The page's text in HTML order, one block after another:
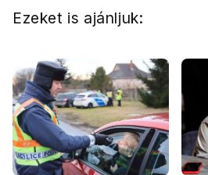
Ezeket is ajánljuk: